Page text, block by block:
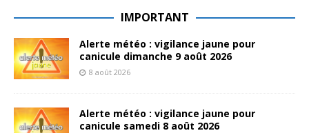
IMPORTANT
Alerte météo : vigilance jaune pour
canicule dimanche 9 août 2026
8 août 2026
Alerte météo : vigilance jaune pour
canicule samedi 8 août 2026